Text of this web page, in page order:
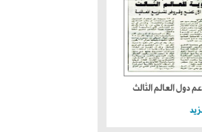
دول العالم الثالث